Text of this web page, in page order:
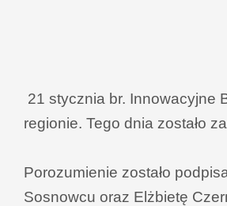
21 stycznia br. Innowacyjne
regionie. Tego dnia zostało
Porozumienie zostało
Sosnowcu oraz Elżbietę